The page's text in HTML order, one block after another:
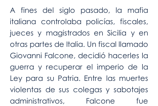
A fines del siglo pasado, la mafia
italiana controlaba policías, fiscales,
jueces y magistrados en Sicilia y en
otras partes de Italia. Un fiscal llamado
Giovanni Falcone, decidió hacerles la
guerra y recuperar el imperio de la
Ley para su Patria. Entre las muertes
violentas de sus colegas y sabotajes
administrativos, Falcone fue